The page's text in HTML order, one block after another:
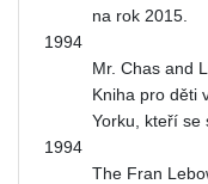
na rok 2015.
1994
Mr. Chas and
Kniha pro děti
Yorku, kteří se
1994
The Fran